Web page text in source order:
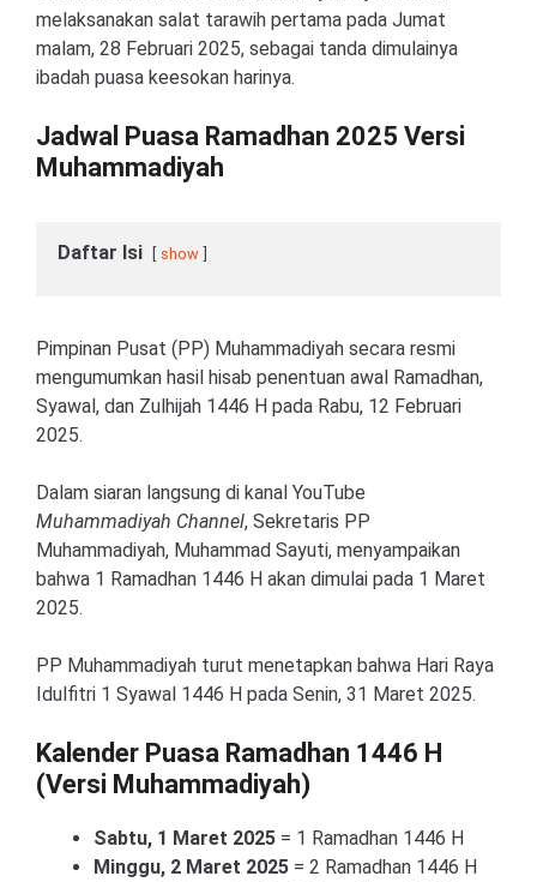
melaksanakan salat tarawih pertama pada Jumat
malam, 28 Februari 2025, sebagai tanda dimulainya
ibadah puasa keesokan harinya.
Jadwal Puasa Ramadhan 2025 Versi
Muhammadiyah
Daftar Isi show
Pimpinan Pusat (PP) Muhammadiyah secara resmi
mengumumkan hasil hisab penentuan awal Ramadhan,
Syawal, dan Zulhijah 1446 H pada Rabu, 12 Februari
2025.
Dalam siaran langsung di kanal YouTube
Muhammadiyah Channel, Sekretaris PP
Muhammadiyah, Muhammad Sayuti, menyampaikan
bahwa 1 Ramadhan 1446 H akan dimulai pada 1 Maret
2025.
PP Muhammadiyah turut menetapkan bahwa Hari Raya
Idulfitri 1 Syawal 1446 H pada Senin, 31 Maret 2025.
Kalender Puasa Ramadhan 1446 H
(Versi Muhammadiyah)
Sabtu, 1 Maret 2025 = 1 Ramadhan 1446 H
Minggu, 2 Maret 2025 = 2 Ramadhan 1446 H